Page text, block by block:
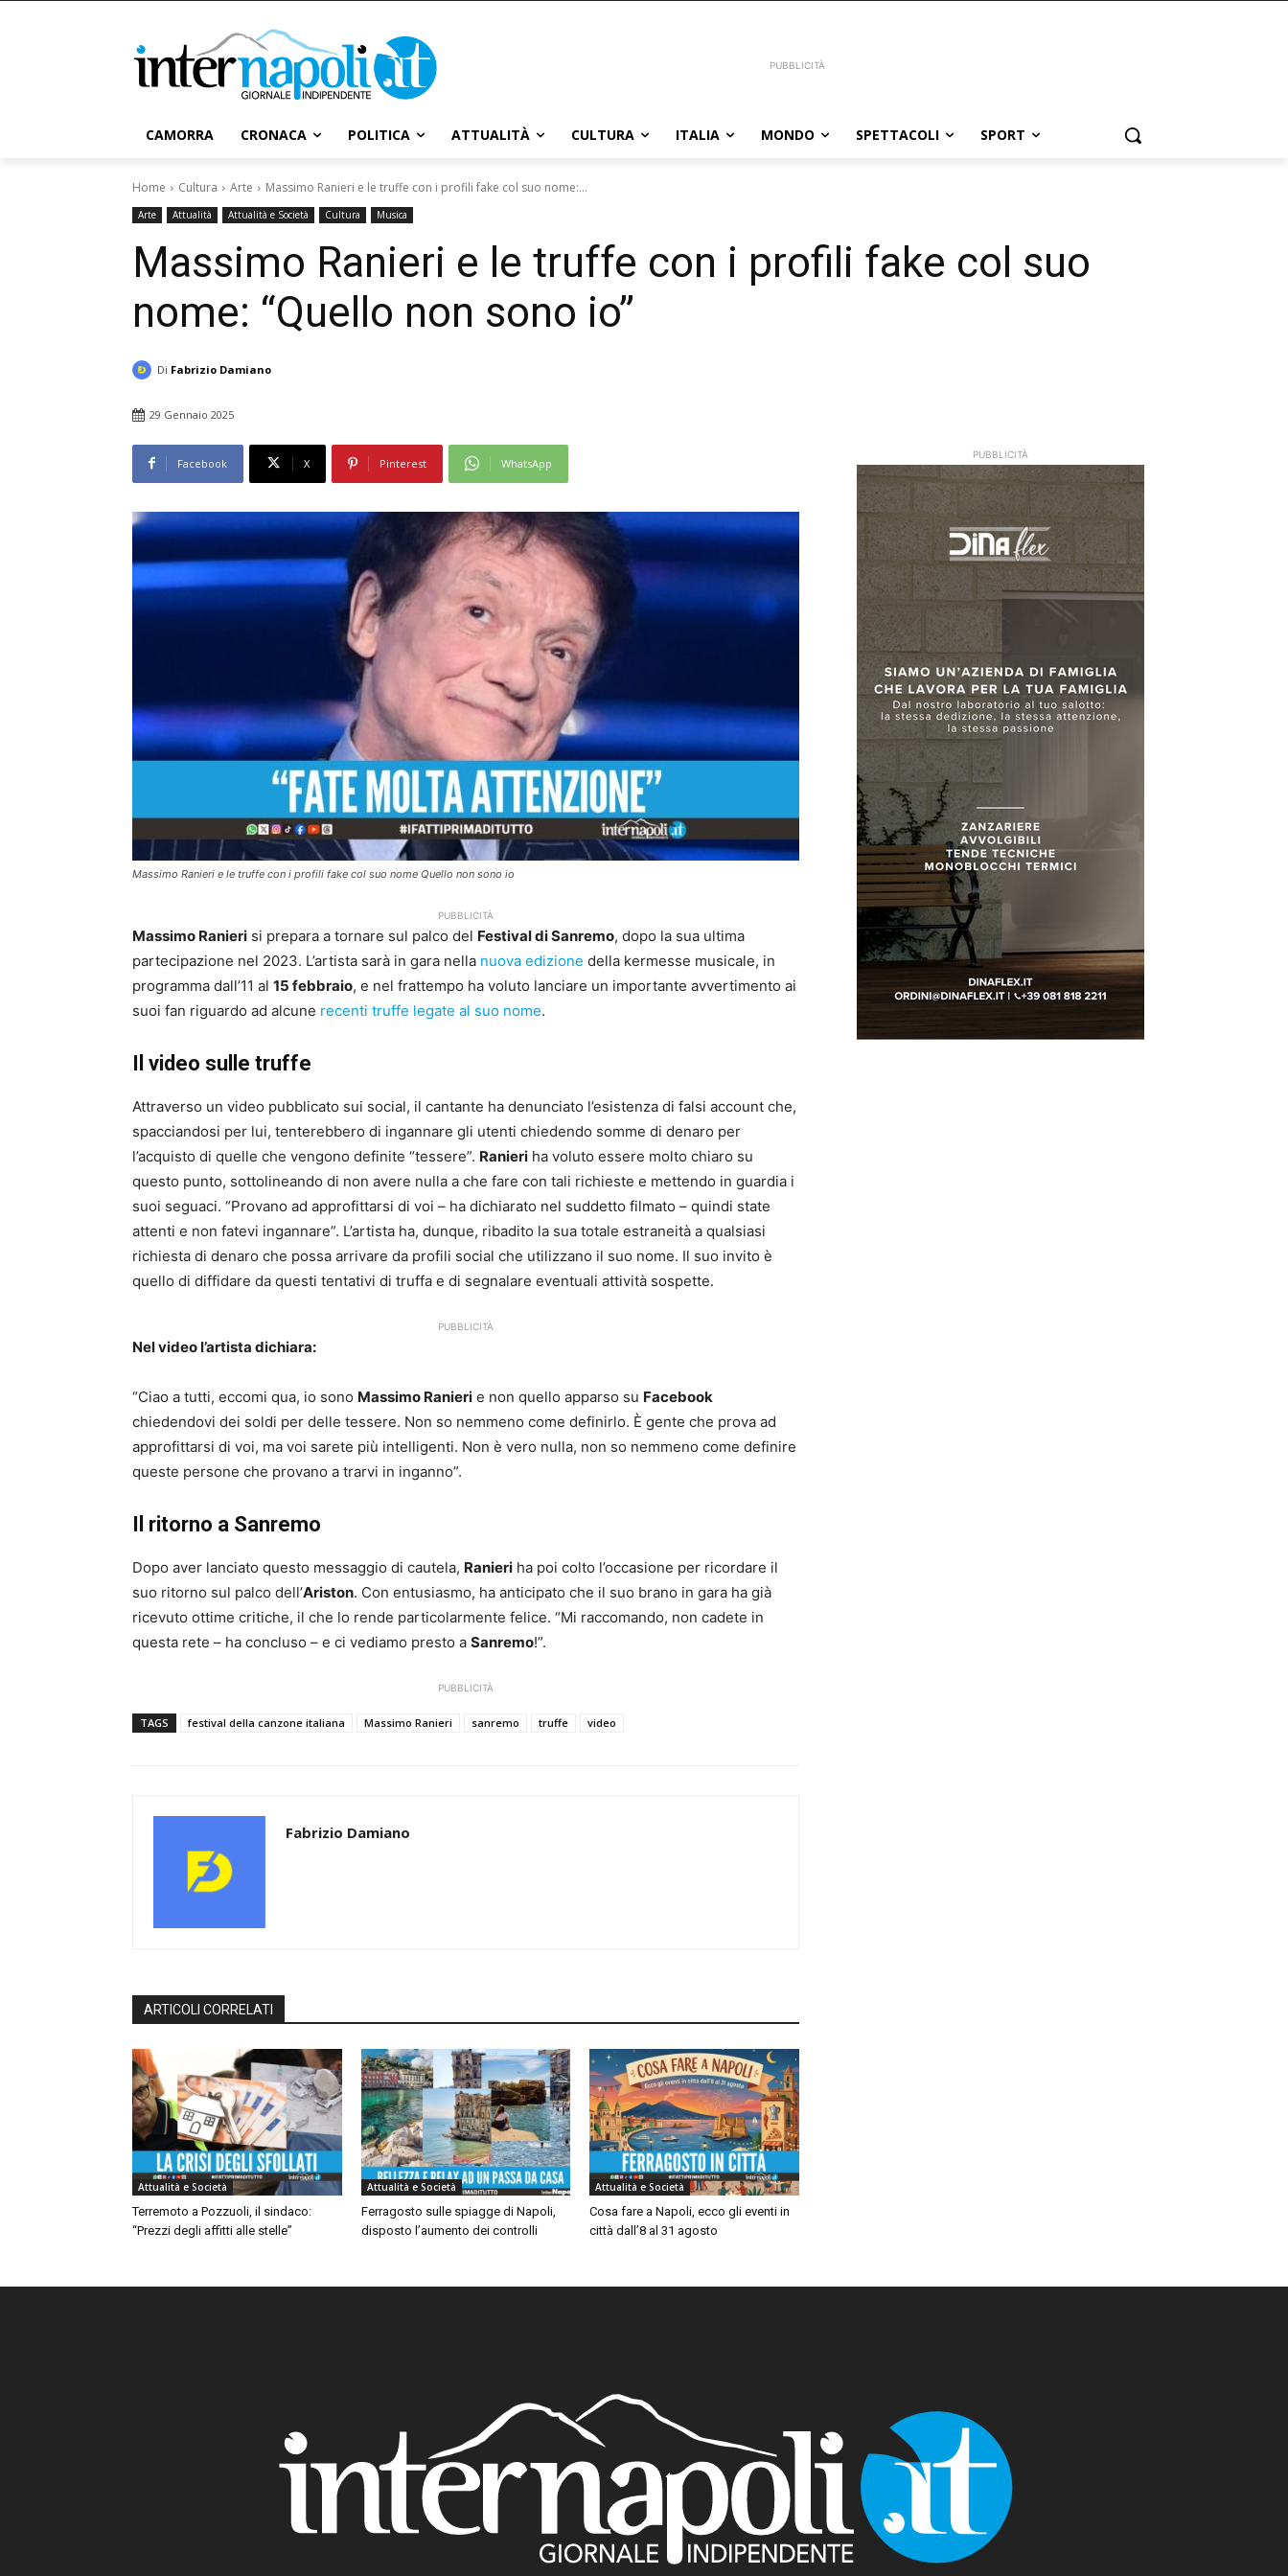
PUBBLICITÀ
CAMORRA CRONACA POLITICA ATTUALITÀ CULTURA ITALIA MONDO SPETTACOLI SPORT
Home Cultura Arte Massimo Ranieri e le truffe con i profili fake col suo nome:...
Arte Attualità Attualità e Società Cultura Musica
Massimo Ranieri e le truffe con i profili fake col suo
nome: “Quello non sono io”
Di Fabrizio Damiano
29 Gennaio 2025
Facebook X Pinterest WhatsApp
Massimo Ranieri e le truffe con i profili fake col suo nome Quello non sono io
PUBBLICITÀ
Massimo Ranieri si prepara a tornare sul palco del Festival di Sanremo, dopo la sua ultima
partecipazione nel 2023. L’artista sarà in gara nella nuova edizione della kermesse musicale, in
programma dall’11 al 15 febbraio, e nel frattempo ha voluto lanciare un importante avvertimento ai
suoi fan riguardo ad alcune recenti truffe legate al suo nome.
Il video sulle truffe
Attraverso un video pubblicato sui social, il cantante ha denunciato l’esistenza di falsi account che,
spacciandosi per lui, tenterebbero di ingannare gli utenti chiedendo somme di denaro per
l’acquisto di quelle che vengono definite “tessere”. Ranieri ha voluto essere molto chiaro su
questo punto, sottolineando di non avere nulla a che fare con tali richieste e mettendo in guardia i
suoi seguaci. “Provano ad approfittarsi di voi – ha dichiarato nel suddetto filmato – quindi state
attenti e non fatevi ingannare”. L’artista ha, dunque, ribadito la sua totale estraneità a qualsiasi
richiesta di denaro che possa arrivare da profili social che utilizzano il suo nome. Il suo invito è
quello di diffidare da questi tentativi di truffa e di segnalare eventuali attività sospette.
PUBBLICITÀ
Nel video l’artista dichiara:
“Ciao a tutti, eccomi qua, io sono Massimo Ranieri e non quello apparso su Facebook
chiedendovi dei soldi per delle tessere. Non so nemmeno come definirlo. È gente che prova ad
approfittarsi di voi, ma voi sarete più intelligenti. Non è vero nulla, non so nemmeno come definire
queste persone che provano a trarvi in inganno”.
Il ritorno a Sanremo
Dopo aver lanciato questo messaggio di cautela, Ranieri ha poi colto l’occasione per ricordare il
suo ritorno sul palco dell’Ariston. Con entusiasmo, ha anticipato che il suo brano in gara ha già
ricevuto ottime critiche, il che lo rende particolarmente felice. “Mi raccomando, non cadete in
questa rete – ha concluso – e ci vediamo presto a Sanremo!”.
PUBBLICITÀ
TAGS festival della canzone italiana Massimo Ranieri sanremo truffe video
Fabrizio Damiano
ARTICOLI CORRELATI
Attualità e Società
Terremoto a Pozzuoli, il sindaco:
“Prezzi degli affitti alle stelle”
Attualità e Società
Ferragosto sulle spiagge di Napoli,
disposto l’aumento dei controlli
Attualità e Società
Cosa fare a Napoli, ecco gli eventi in
città dall’8 al 31 agosto
PUBBLICITÀ